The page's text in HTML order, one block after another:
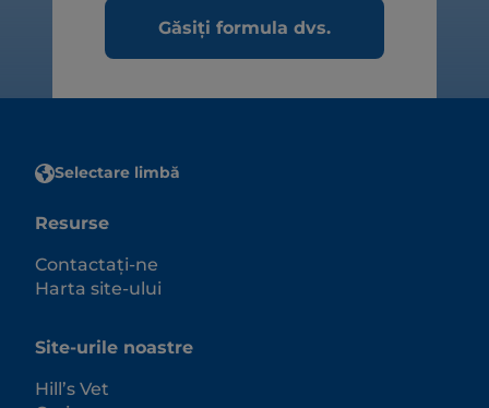
Găsiți formula dvs.
Selectare limbă
Resurse
Contactați-ne
Harta site-ului
Site-urile noastre
Hill’s Vet